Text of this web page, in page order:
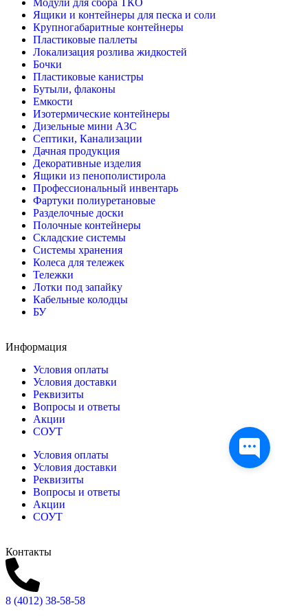
Модули для сбора ТКО
Ящики и контейнеры для песка и соли
Крупногабаритные контейнеры
Пластиковые паллеты
Локализация розлива жидкостей
Бочки
Пластиковые канистры
Бутыли, флаконы
Емкости
Изотермические контейнеры
Дизельные мини АЗС
Септики, Канализации
Дачная продукция
Декоративные изделия
Ящики из пенополистирола
Профессиональный инвентарь
Фартуки полиуретановые
Разделочные доски
Полочные контейнеры
Складские системы
Системы хранения
Колеса для тележек
Тележки
Лотки под запайку
Кабельные колодцы
БУ
Информация
Условия оплаты
Условия доставки
Реквизиты
Вопросы и ответы
Акции
СОУТ
Условия оплаты
Условия доставки
Реквизиты
Вопросы и ответы
Акции
СОУТ
Контакты
8 (4012) 38-58-58